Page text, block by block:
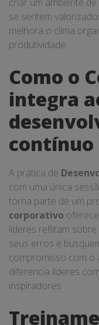
se sentem
melhora o clima
produtividade.
Como o
integra
contínuo
A prática de
com uma única
torna parte de um
corporativo
líderes reflitam
seus erros e
compromisso com o
diferencia líderes
inspiradores.